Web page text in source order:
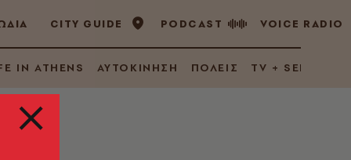
CITY GUIDE PODCAST VOICE RADIO
IN ATHENS ΑΥΤΟΚΙΝΗΣΗ ΠΟΛΕΙΣ TV + SERIES